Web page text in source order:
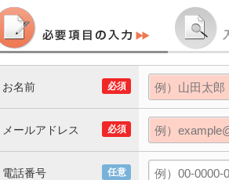
必須
お名前
必須
メールアドレス
任意
電話番号